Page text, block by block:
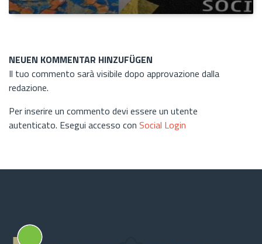
NEUEN KOMMENTAR HINZUFÜGEN
Il tuo commento sarà visibile dopo approvazione dalla
redazione.
Per inserire un commento devi essere un utente
autenticato. Esegui accesso con Social Login